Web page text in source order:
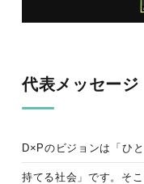
代表メッセージ
D×Pのビジョンは「ひ
持てる社会」です。そ